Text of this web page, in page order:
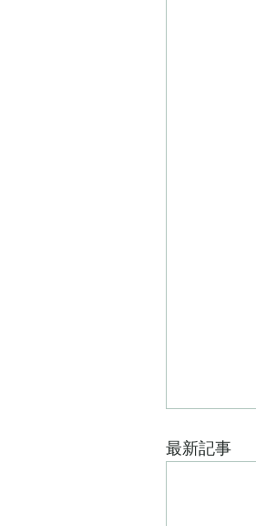
最新記事